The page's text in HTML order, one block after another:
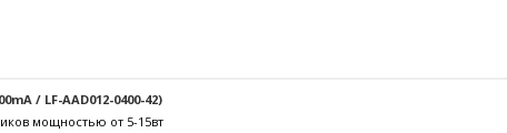
/ LF-AAD012-0400-42)
мощностью от 5-15вт